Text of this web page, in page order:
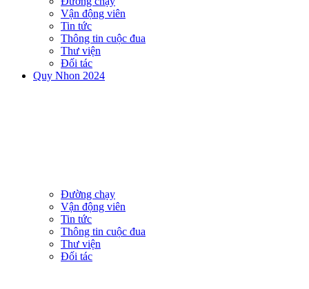
Vận động viên
Tin tức
Thông tin cuộc đua
Thư viện
Đối tác
Quy Nhon 2024
Đường chạy
Vận động viên
Tin tức
Thông tin cuộc đua
Thư viện
Đối tác